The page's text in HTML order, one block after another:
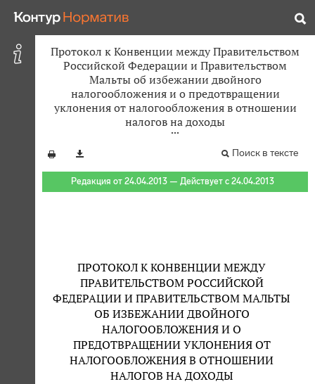
Протокол к Конвенции между Правительством
Российской Федерации и Правительством
Мальты об избежании двойного
налогообложения и о предотвращении
уклонения от налогообложения в отношении
налогов на доходы
Поиск в тексте
Редакция от 24.04.2013 — Действует с 24.04.2013
ПРОТОКОЛ К КОНВЕНЦИИ МЕЖДУ
ПРАВИТЕЛЬСТВОМ РОССИЙСКОЙ
ФЕДЕРАЦИИ И ПРАВИТЕЛЬСТВОМ МАЛЬТЫ
ОБ ИЗБЕЖАНИИ ДВОЙНОГО
НАЛОГООБЛОЖЕНИЯ И О
ПРЕДОТВРАЩЕНИИ УКЛОНЕНИЯ ОТ
НАЛОГООБЛОЖЕНИЯ В ОТНОШЕНИИ
НАЛОГОВ НА ДОХОДЫ